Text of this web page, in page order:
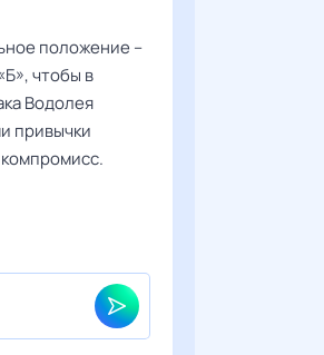
положение –
чтобы в
Водолея
привычки